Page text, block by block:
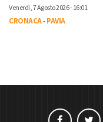
Venerdì, 7 Agosto 2026 - 16:01
CRONACA-PAVIA